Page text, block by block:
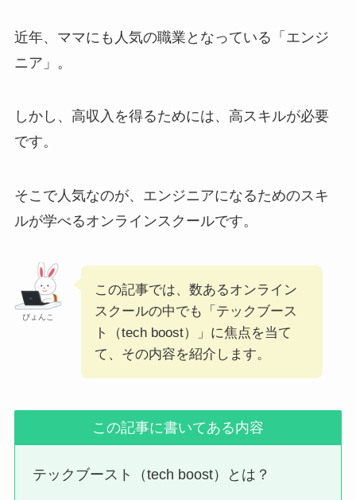
近年、ママにも人気の職業となっている「エンジ
ニア」。
しかし、高収入を得るためには、高スキルが必要
です。
そこで人気なのが、エンジニアになるためのスキ
ルが学べるオンラインスクールです。
ぴょんこ
この記事では、数あるオンライン
スクールの中でも「テックブース
ト（tech boost）」に焦点を当て
て、その内容を紹介します。
この記事に書いてある内容
テックブースト（tech boost）とは？